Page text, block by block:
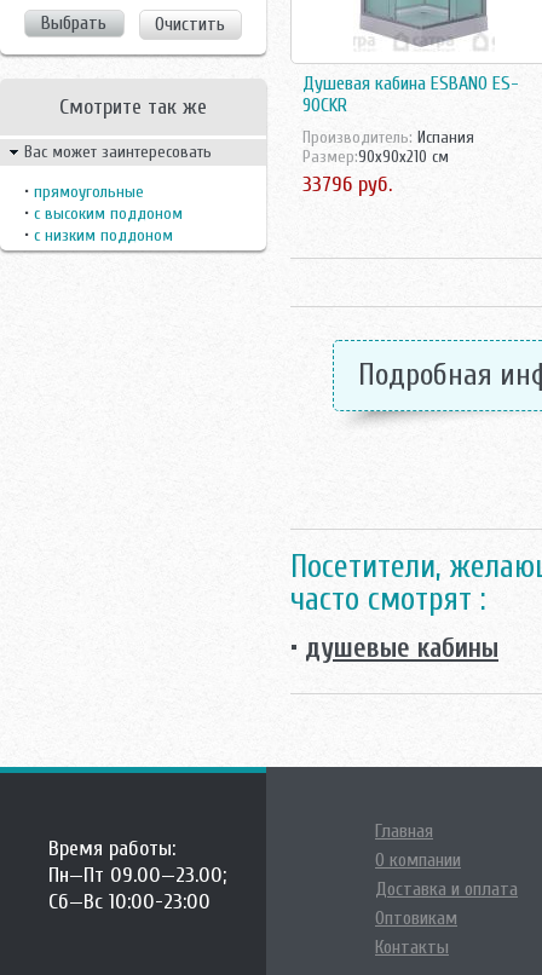
Nautico
Niagara
Niagara Lux
Parly
Potter N
Svedbergs
Teuco
Timo
Россия
Финляндия
Швецария
Очистить
Смотрите так же
Вас может заинтересовать
• прямоугольные
• с высоким поддоном
• с низким поддоном
Душевая кабина ESBANO ES-
90CKR
Производитель: Испания
Размер:90x90x210 см
33796 руб.
Подробная
Посетители,
часто смотрят :
• душевые кабины
Время работы:
Пн—Пт 09.00—23.00;
Сб—Вс 10:00-23:00
Главная
О компании
Доставка и оплата
Оптовикам
Контакты